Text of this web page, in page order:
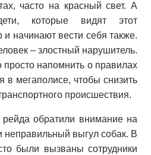
часто на красный свет. А
которые видят этот
начинают вести себя также.
– злостный нарушитель.
просто напомнить о правилах
в мегаполисе, чтобы снизить
происшествия.
рейда обратили внимание на
неправильный выгул собак. В
были вызваны сотрудники